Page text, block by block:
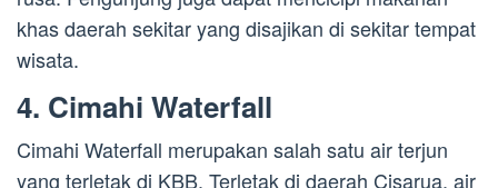
khas daerah sekitar yang disajikan di sekitar tempat
wisata.
4. Cimahi Waterfall
Cimahi Waterfall merupakan salah satu air terjun
yang terletak di KBB. Terletak di daerah Cisarua, air